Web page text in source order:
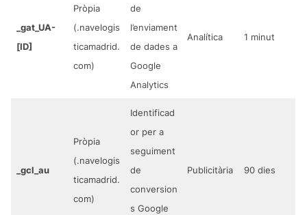
_gat_UA-
[ID]
Pròpia
(.navelogis
ticamadrid.
com)
de
l’enviament
de dades a
Google
Analytics
Analítica 1 minut
_gcl_au
Pròpia
(.navelogis
ticamadrid.
com)
Identificad
or per a
seguiment
de
conversion
s Google
Publicitària 90 dies